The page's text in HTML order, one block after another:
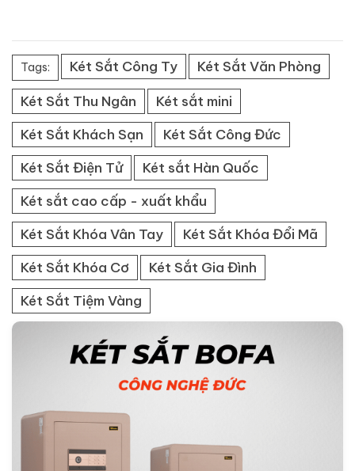
Tags: Két Sắt Công Ty
Két Sắt Văn Phòng
Két Sắt Thu Ngân
Két sắt mini
Két Sắt Khách Sạn
Két Sắt Công Đức
Két Sắt Điện Tử
Két sắt Hàn Quốc
Két sắt cao cấp - xuất khẩu
Két Sắt Khóa Vân Tay
Két Sắt Khóa Đổi Mã
Két Sắt Khóa Cơ
Két Sắt Gia Đình
Két Sắt Tiệm Vàng